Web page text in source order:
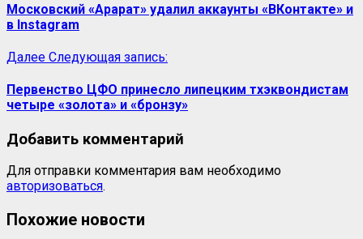
Московский «Арарат» удалил аккаунты «ВКонтакте» и
в Instagram
Далее Следующая запись:
Первенство ЦФО принесло липецким тхэквондистам
четыре «золота» и «бронзу»
Добавить комментарий
Для отправки комментария вам необходимо
авторизоваться.
Похожие новости